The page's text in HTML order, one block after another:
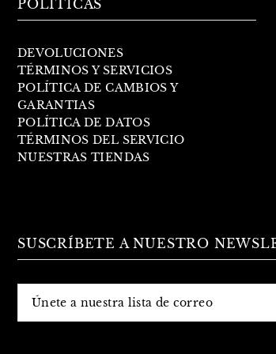
POLÍTICAS
DEVOLUCIONES
TÉRMINOS Y SERVICIOS
POLÍTICA DE CAMBIOS Y
GARANTIAS
POLÍTICA DE DATOS
TÉRMINOS DEL SERVICIO
NUESTRAS TIENDAS
SUSCRÍBETE A NUESTRO